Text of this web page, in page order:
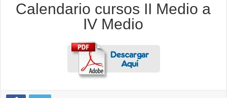
Calendario cursos II Medio a
IV Medio